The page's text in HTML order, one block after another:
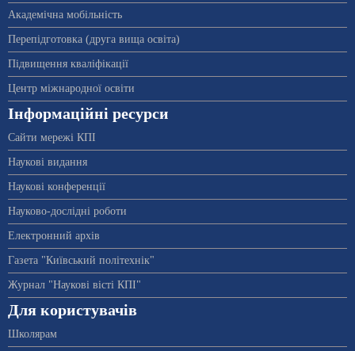
Академічна мобільність
Перепідготовка (друга вища освіта)
Підвищення кваліфікації
Центр міжнародної освіти
Інформаційні ресурси
Сайти мережі КПІ
Наукові видання
Наукові конференції
Науково-дослідні роботи
Електронний архів
Газета "Київський політехнік"
Журнал "Наукові вісті КПІ"
Для користувачів
Школярам